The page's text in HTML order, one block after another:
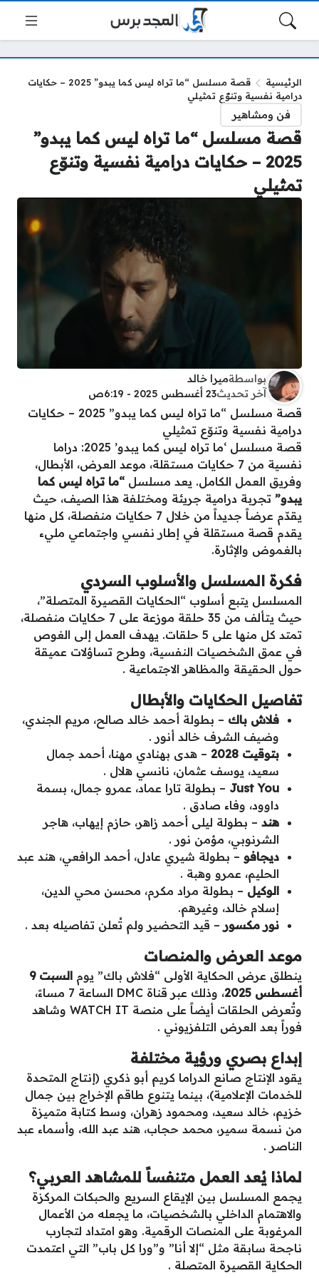
الرئيسية
قصة مسلسل “ما تراه ليس كما يبدو” 2025 – حكايات
درامية نفسية وتنوّع تمثيلي
فن ومشاهير
قصة مسلسل “ما تراه ليس كما يبدو”
2025 – حكايات درامية نفسية وتنوّع
تمثيلي
بواسطةميرا خالد
آخر تحديث23 أغسطس 2025 - 6:19ص
قصة مسلسل “ما تراه ليس كما يبدو” 2025 – حكايات
درامية نفسية وتنوّع تمثيلي
قصة مسلسل ‘ما تراه ليس كما يبدو’ 2025: دراما
نفسية من 7 حكايات مستقلة، موعد العرض، الأبطال،
وفريق العمل الكامل. يعد مسلسل “ما تراه ليس كما
يبدو” تجربة درامية جريئة ومختلفة هذا الصيف، حيث
يقدّم عرضاً جديداً من خلال 7 حكايات منفصلة، كل منها
يقدم قصة مستقلة في إطار نفسي واجتماعي مليء
بالغموض والإثارة.
فكرة المسلسل والأسلوب السردي
المسلسل يتبع أسلوب “الحكايات القصيرة المتصلة”،
حيث يتألف من 35 حلقة موزعة على 7 حكايات منفصلة،
تمتد كل منها على 5 حلقات. يهدف العمل إلى الغوص
في عمق الشخصيات النفسية، وطرح تساؤلات عميقة
حول الحقيقة والمظاهر الاجتماعية .
تفاصيل الحكايات والأبطال
فلاش باك – بطولة أحمد خالد صالح، مريم الجندي،
وضيف الشرف خالد أنور .
بتوقيت 2028
– هدى بهنادي مهنا، أحمد جمال
سعيد، يوسف عثمان، نانسي هلال .
Just You – بطولة تارا عماد، عمرو جمال، بسمة
داوود، وفاء صادق .
هند – بطولة ليلى أحمد زاهر، حازم إيهاب، هاجر
الشرنوبي، مؤمن نور .
ديجافو – بطولة شيري عادل، أحمد الرافعي، هند عبد
الحليم، عمرو وهبة .
الوكيل – بطولة مراد مكرم، محسن محي الدين،
إسلام خالد، وغيرهم.
نور مكسور – قيد التحضير ولم تُعلن تفاصيله بعد .
موعد العرض والمنصات
ينطلق عرض الحكاية الأولى “فلاش باك” يوم
السبت 9
أغسطس 2025
، وذلك عبر قناة DMC الساعة 7 مساءً،
وتُعرض الحلقات أيضاً على منصة WATCH IT وشاهد
فوراً بعد العرض التلفزيوني .
إبداع بصري ورؤية مختلفة
يقود الإنتاج صانع الدراما كريم أبو ذكري (إنتاج المتحدة
للخدمات الإعلامية)، بينما يتنوع طاقم الإخراج بين جمال
خزيم، خالد سعيد، ومحمود زهران، وسط كتابة متميزة
من نسمة سمير، محمد حجاب، هند عبد الله، وأسماء عبد
الناصر .
لماذا يُعد العمل متنفساً للمشاهد العربي؟
يجمع المسلسل بين الإيقاع السريع والحبكات المركزة
والاهتمام الداخلي بالشخصيات، ما يجعله من الأعمال
المرغوبة على المنصات الرقمية. وهو امتداد لتجارب
ناجحة سابقة مثل “إلا أنا” و”ورا كل باب” التي اعتمدت
الحكاية القصيرة المتصلة .